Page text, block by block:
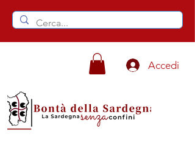
Accedi